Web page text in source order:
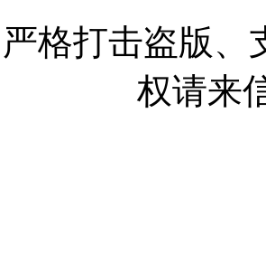
严格打击盗版、
权请来